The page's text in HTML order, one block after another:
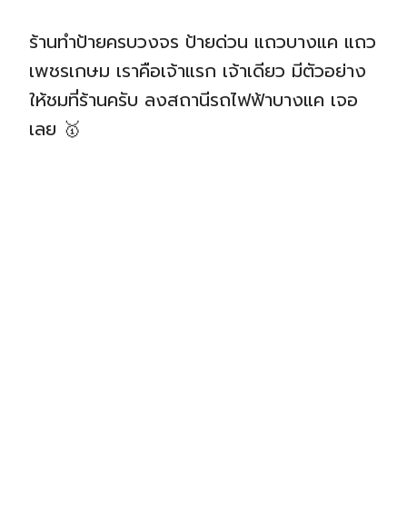
ร้านทำป้ายครบวงจร ป้ายด่วน แถวบางแค แถว
เพชรเกษม เราคือเจ้าแรก เจ้าเดียว มีตัวอย่าง
ให้ชมที่ร้านครับ ลงสถานีรถไฟฟ้าบางแค เจอ
เลย 🥇